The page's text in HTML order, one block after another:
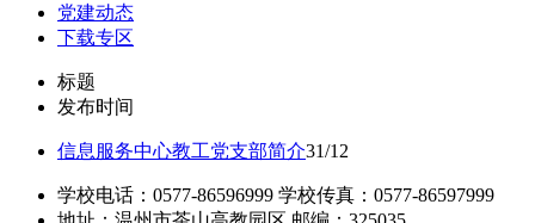
党建动态
下载专区
标题
发布时间
信息服务中心教工党支部简介31/12
学校电话：0577-86596999 学校传真：0577-86597999